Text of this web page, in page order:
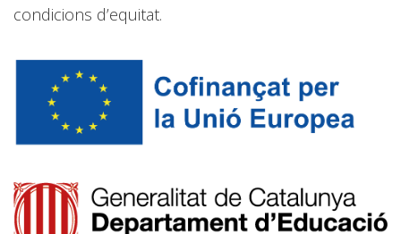
condicions d’equitat.